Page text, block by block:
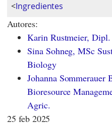
<Ingredientes
Autores:
Karin Rustmeier,
Sina Sohneg, MSc
Biology
Johanna Sommerauer
Bioresource
Agric.
25 feb 2025